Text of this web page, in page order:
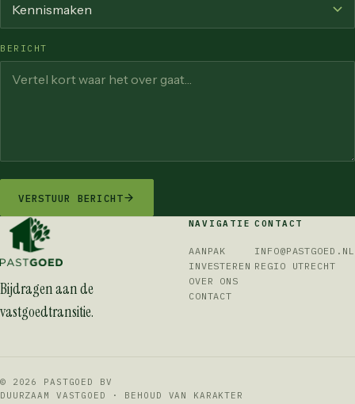
BERICHT
VERSTUUR BERICHT
Bijdragen aan de
vastgoedtransitie.
NAVIGATIE
AANPAK
INVESTEREN
OVER ONS
CONTACT
CONTACT
INFO@PASTGOED.NL
REGIO UTRECHT
© 2026 PASTGOED BV
DUURZAAM VASTGOED · BEHOUD VAN KARAKTER